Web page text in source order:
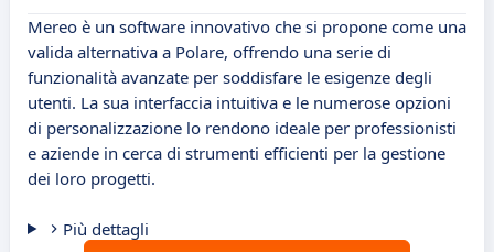
Mereo è un software innovativo che si propone come una
valida alternativa a Polare, offrendo una serie di
funzionalità avanzate per soddisfare le esigenze degli
utenti. La sua interfaccia intuitiva e le numerose opzioni
di personalizzazione lo rendono ideale per professionisti
e aziende in cerca di strumenti efficienti per la gestione
dei loro progetti.
Più dettagli